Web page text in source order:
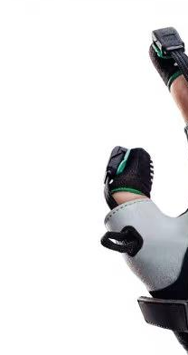
人机环境同步云平台